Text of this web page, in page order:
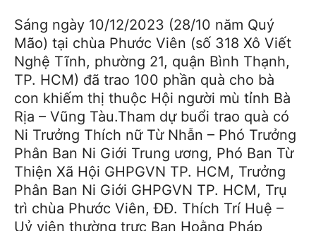
Sáng ngày 10/12/2023 (28/10 năm Quý
Mão) tại chùa Phước Viên (số 318 Xô Viết
Nghệ Tĩnh, phường 21, quận Bình Thạnh,
TP. HCM) đã trao 100 phần quà cho bà
con khiếm thị thuộc Hội người mù tỉnh Bà
Rịa – Vũng Tàu.Tham dự buổi trao quà có
Ni Trưởng Thích nữ Từ Nhẫn – Phó Trưởng
Phân Ban Ni Giới Trung ương, Phó Ban Từ
Thiện Xã Hội GHPGVN TP. HCM, Trưởng
Phân Ban Ni Giới GHPGVN TP. HCM, Trụ
trì chùa Phước Viên, ĐĐ. Thích Trí Huệ –
Uỷ viên thường trực Ban Hoằng Pháp